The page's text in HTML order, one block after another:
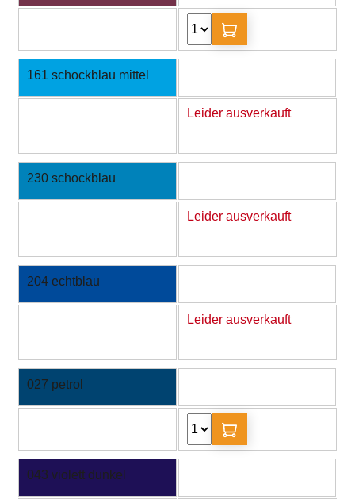
161 schockblau mittel
Leider ausverkauft
230 schockblau
Leider ausverkauft
204 echtblau
Leider ausverkauft
027 petrol
043 violett dunkel